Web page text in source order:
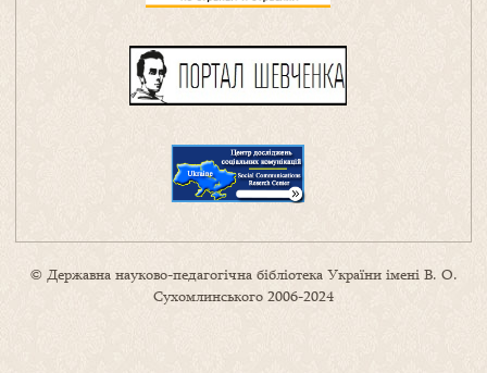
© Державна науково-педагогічна бібліотека України імені В. О.
Сухомлинського 2006-2024